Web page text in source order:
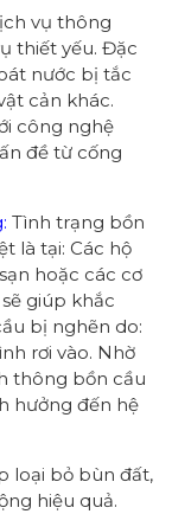
vụ thông
thiết yếu. Đặc
nước bị tắc
cản khác.
công nghệ
đề từ cống
Tình trạng bồn
là tại: Các hộ
hoặc các cơ
giúp khắc
bị nghẽn do:
rơi vào. Nhờ
thông bồn cầu
hưởng đến hệ
loại bỏ bùn đất,
hiệu quả.